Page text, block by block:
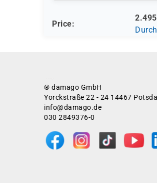
Price:
® damago GmbH
Yorckstraße 22 - 24 14467
info@damago.de
030 2849376-0